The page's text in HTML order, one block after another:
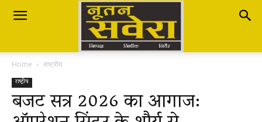
Nutan
Savera
नूतन
Home राष्ट्रीय
राष्ट्रीय
बजट सत्र 2026 का आगाज: